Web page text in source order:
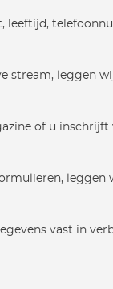
leeftijd,
stream, leggen
of u
leggen
vast in